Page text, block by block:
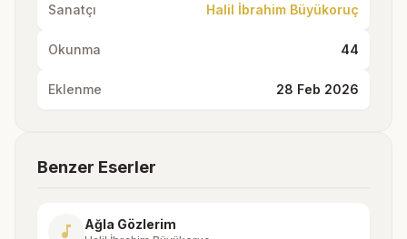
Sanatçı Halil İbrahim Büyükoruç
Okunma 44
Eklenme 28 Feb 2026
Benzer Eserler
music_note Ağla Gözlerim